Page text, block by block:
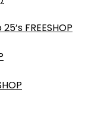
FREESHOP